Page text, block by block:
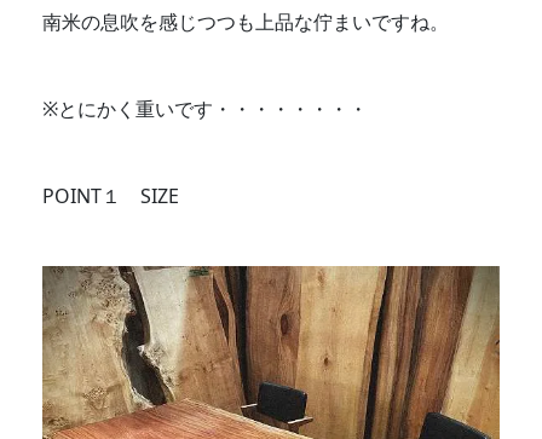
南米の息吹を感じつつも上品な佇まいですね。
※とにかく重いです・・・・・・・・
POINT１ SIZE